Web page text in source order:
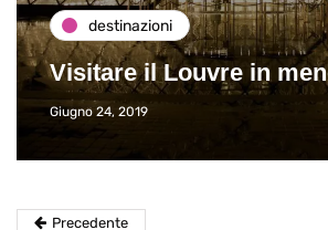
destinazioni
Visitare il Louvre in
Giugno 24, 2019
Precedente